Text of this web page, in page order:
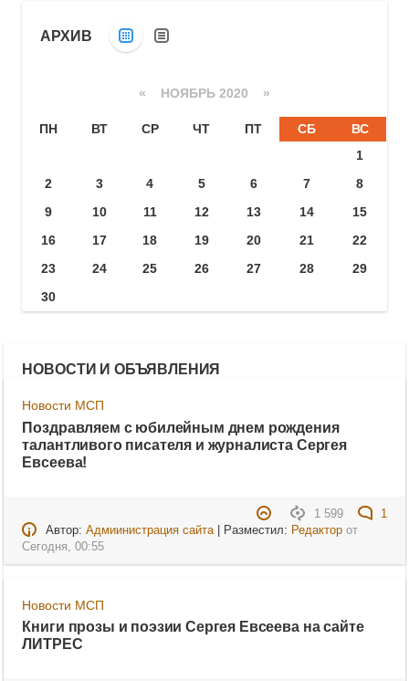
АРХИВ
« НОЯБРЬ 2020 »
ПН ВТ СР ЧТ ПТ СБ
ВС
1
2
3 4 5 6 7
8
9
10 11 12 13 14
15
16
17 18 19 20 21
22
23
24 25 26 27 28
29
30
НОВОСТИ И ОБЪЯВЛЕНИЯ
Новости МСП
Поздравляем с юбилейным днем рождения
талантливого писателя и журналиста Сергея
Евсеева!
1 599
1
Автор: Адмиинистрация сайта| Разместил: Редакторот
Сегодня, 00:55
Новости МСП
Книги прозы и поэзии Сергея Евсеева на сайте
ЛИТРЕС